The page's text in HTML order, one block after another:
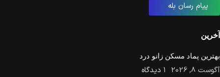
پیام رسان بله
آخرین
بهترین پماد مسکن زانو درد
آگوست 8, 2026 ۱ دیدگاه